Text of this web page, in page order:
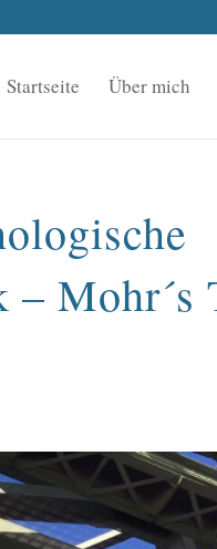
Startseite Über mich
– Mohr´s